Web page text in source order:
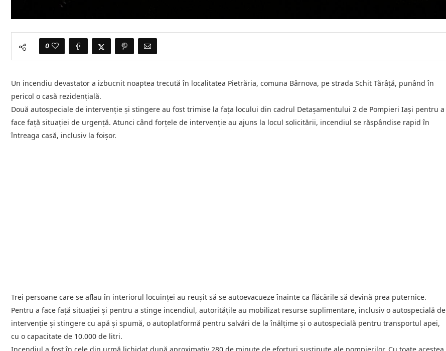
0
Un incendiu devastator a izbucnit noaptea trecută în localitatea Pietrăria, comuna Bârnova, pe strada Schit Tărâță, punând în
pericol o casă rezidențială.
Două autospeciale de intervenție și stingere au fost trimise la fața locului din cadrul Detașamentului 2 de Pompieri Iași pentru a
face față situației de urgență. Atunci când forțele de intervenție au ajuns la locul solicitării, incendiul se răspândise rapid în
întreaga casă, inclusiv la foișor.
Trei persoane care se aflau în interiorul locuinței au reușit să se autoevacueze înainte ca flăcările să devină prea puternice.
Pentru a face față situației și pentru a stinge incendiul, autoritățile au mobilizat resurse suplimentare, inclusiv o autospecială de
intervenție și stingere cu apă și spumă, o autoplatformă pentru salvări de la înălțime și o autospecială pentru transportul apei,
cu o capacitate de 10.000 de litri.